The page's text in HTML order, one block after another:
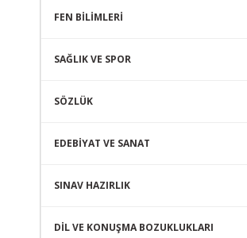
FEN BİLİMLERİ
SAĞLIK VE SPOR
SÖZLÜK
EDEBİYAT VE SANAT
SINAV HAZIRLIK
DİL VE KONUŞMA BOZUKLUKLARI